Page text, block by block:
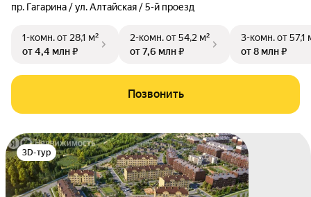
пр. Гагарина / ул. Алтайская / 5-й проезд
1-комн.от 28,1 м²
от 4,4 млн ₽
2-комн.от 54,2 м²
от 7,6 млн ₽
3-комн.от 57,1
от 8 млн ₽
Позвонить
3D-тур